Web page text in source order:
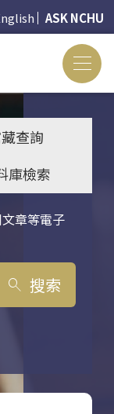
ASK NCHU
查詢
庫檢索
章等電子
search 搜索